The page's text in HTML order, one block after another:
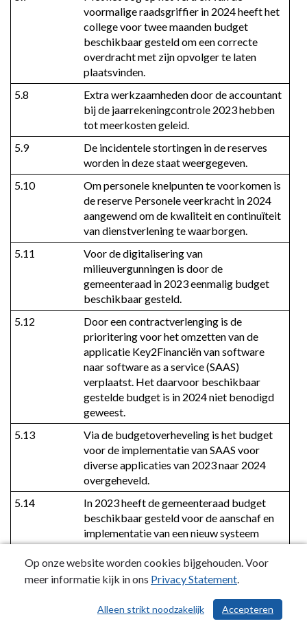
voormalige raadsgriffier in 2024 heeft het
college voor twee maanden budget
beschikbaar gesteld om een correcte
overdracht met zijn opvolger te laten
plaatsvinden.
5.8
Extra werkzaamheden door de accountant
bij de jaarrekeningcontrole 2023 hebben
tot meerkosten geleid.
5.9
De incidentele stortingen in de reserves
worden in deze staat weergegeven.
5.10
Om personele knelpunten te voorkomen is
de reserve Personele veerkracht in 2024
aangewend om de kwaliteit en continuïteit
van dienstverlening te waarborgen.
5.11
Voor de digitalisering van
milieuvergunningen is door de
gemeenteraad in 2023 eenmalig budget
beschikbaar gesteld.
5.12
Door een contractverlenging is de
prioritering voor het omzetten van de
applicatie Key2Financiën van software
naar software as a service (SAAS)
verplaatst. Het daarvoor beschikbaar
gestelde budget is in 2024 niet benodigd
geweest.
5.13
Via de budgetoverheveling is het budget
voor de implementatie van SAAS voor
diverse applicaties van 2023 naar 2024
overgeheveld.
5.14
In 2023 heeft de gemeenteraad budget
beschikbaar gesteld voor de aanschaf en
implementatie van een nieuw systeem
waarin de personeels- en
salarisadministratie wordt verwerkt.
5.15
Via de budgetoverheveling is het budget
voor de aanschaf van nieuwe
vergaderstoelen voor de raadzaal
/ 568
Op onze website worden cookies bijgehouden. Voor
meer informatie kijk in ons Privacy Statement.
Accepteren
Alleen strikt noodzakelijk